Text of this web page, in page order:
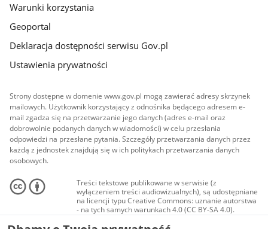
Warunki korzystania
Geoportal
Deklaracja dostępności serwisu Gov.pl
Ustawienia prywatności
Strony dostępne w domenie www.gov.pl mogą zawierać adresy skrzynek
mailowych. Użytkownik korzystający z odnośnika będącego adresem e-
mail zgadza się na przetwarzanie jego danych (adres e-mail oraz
dobrowolnie podanych danych w wiadomości) w celu przesłania
odpowiedzi na przesłane pytania. Szczegóły przetwarzania danych przez
każdą z jednostek znajdują się w ich politykach przetwarzania danych
osobowych.
Treści tekstowe publikowane w serwisie (z
wyłączeniem treści audiowizualnych), są udostępniane
na licencji typu Creative Commons: uznanie autorstwa
- na tych samych warunkach 4.0 (CC BY-SA 4.0).
Materiały audiowizualne, w tym zdjęcia, materiały